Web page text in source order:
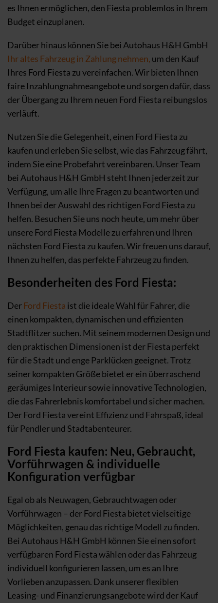
es Ihnen ermöglichen, den Fiesta problemlos in Ihrem
Budget einzuplanen.
Darüber hinaus können Sie bei Autohaus H&H GmbH
Ihr altes Fahrzeug in Zahlung nehmen, um den Kauf
Ihres Ford Fiesta zu vereinfachen. Wir bieten Ihnen
faire Inzahlungnahmeangebote und sorgen dafür, dass
der Übergang zu Ihrem neuen Ford Fiesta reibungslos
verläuft.
Nutzen Sie die Gelegenheit, einen Ford Fiesta zu
kaufen und erleben Sie selbst, wie das Fahrzeug fährt,
indem Sie eine Probefahrt vereinbaren. Unser Team
bei Autohaus H&H GmbH steht Ihnen jederzeit zur
Verfügung, um alle Ihre Fragen zu beantworten und
Ihnen bei der Auswahl des richtigen Ford Fiesta zu
helfen. Besuchen Sie uns noch heute, um mehr über
unsere Ford Fiesta Modelle zu erfahren und Ihren
nächsten Ford Fiesta zu kaufen. Wir freuen uns darauf,
Ihnen zu helfen, das perfekte Fahrzeug zu finden.
Besonderheiten des Ford Fiesta:
DerFord Fiesta ist die ideale Wahl für Fahrer, die
einen kompakten, dynamischen und effizienten
Stadtflitzer suchen. Mit seinem modernen Design und
den praktischen Dimensionen ist der Fiesta perfekt
für die Stadt und enge Parklücken geeignet. Trotz
seiner kompakten Größe bietet er ein überraschend
geräumiges Interieur sowie innovative Technologien,
die das Fahrerlebnis komfortabel und sicher machen.
Der Ford Fiesta vereint Effizienz und Fahrspaß, ideal
für Pendler und Stadtabenteurer.
Ford Fiesta kaufen: Neu, Gebraucht,
Vorführwagen & individuelle
Konfiguration verfügbar
Egal ob als Neuwagen, Gebrauchtwagen oder
Vorführwagen – der Ford Fiesta bietet vielseitige
Möglichkeiten, genau das richtige Modell zu finden.
Bei Autohaus H&H GmbH können Sie einen sofort
verfügbaren Ford Fiesta wählen oder das Fahrzeug
individuell konfigurieren lassen, um es an Ihre
Vorlieben anzupassen. Dank unserer flexiblen
Leasing- und Finanzierungsangebote wird der Kauf